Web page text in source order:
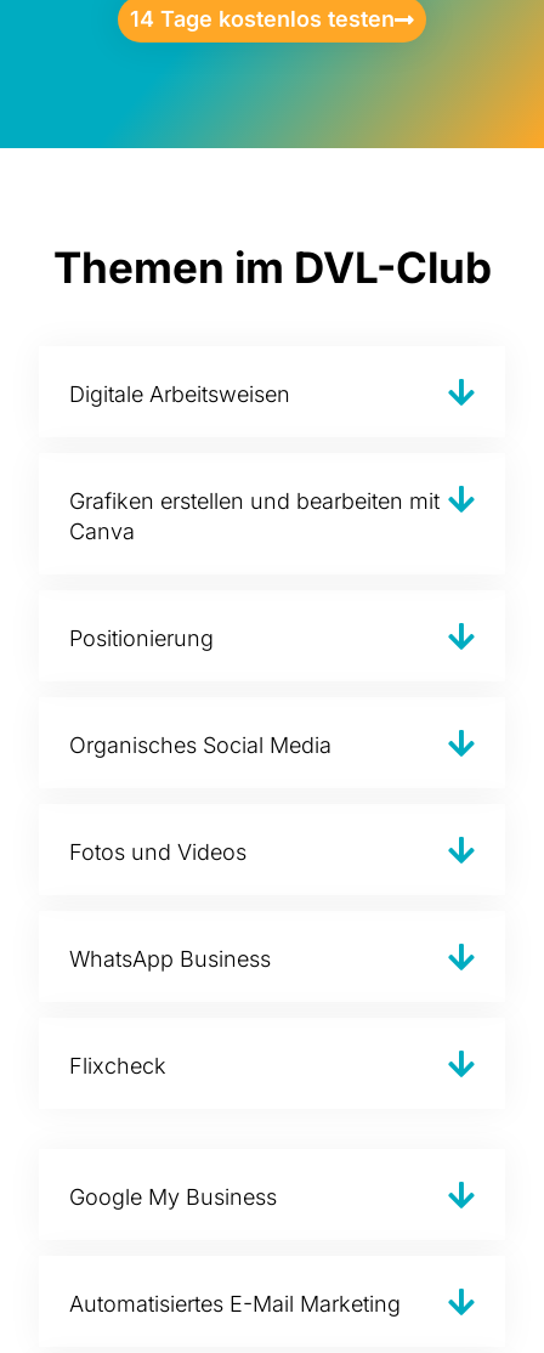
14 Tage kostenlos testen
Themen im DVL-Club
Digitale Arbeitsweisen
Grafiken erstellen und bearbeiten mit
Canva
Positionierung
Organisches Social Media
Fotos und Videos
WhatsApp Business
Flixcheck
Google My Business
Automatisiertes E-Mail Marketing